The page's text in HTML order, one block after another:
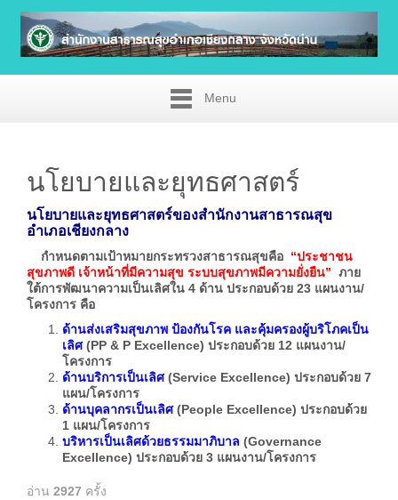
Menu
นโยบายและยุทธศาสตร์
นโยบายและยุทธศาสตร์ของสำนักงานสาธารณสุข
อำเภอเชียงกลาง
กำหนดตามเป้าหมายกระทรวงสาธารณสุขคือ “ประชาชน
สุขภาพดี เจ้าหน้าที่มีความสุข ระบบสุขภาพมีความยั่งยืน” ภาย
ใต้การพัฒนาความเป็นเลิศใน 4 ด้าน ประกอบด้วย 23 แผนงาน/
โครงการ คือ
ด้านส่งเสริมสุขภาพ ป้องกันโรค และคุ้มครองผู้บริโภคเป็น
เลิศ(PP & P Excellence) ประกอบด้วย 12 แผนงาน/
โครงการ
ด้านบริการเป็นเลิศ(Service Excellence) ประกอบด้วย 7
แผน/โครงการ
ด้านบุคลากรเป็นเลิศ(People Excellence) ประกอบด้วย
1 แผน/โครงการ
บริหารเป็นเลิศด้วยธรรมมาภิบาล (Governance
Excellence) ประกอบด้วย 3 แผนงาน/โครงการ
อ่าน 2927 ครั้ง